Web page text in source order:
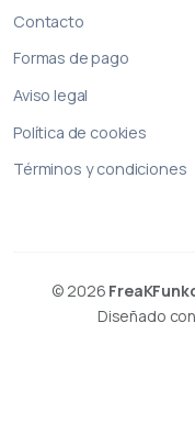
Contacto
Formas de pago
Aviso legal
Política de cookies
Términos y condiciones
© 2026
Diseñado